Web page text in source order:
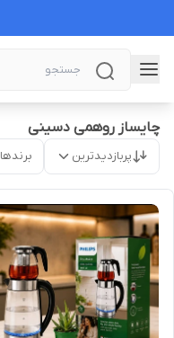
چایساز روهمی دسینی
پربازدیدترین برندها